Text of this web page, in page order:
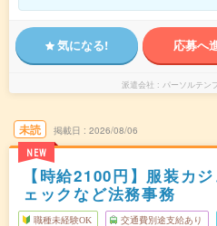
気になる! 応募へ
派遣会社 パーソルテン
未読
NEW
掲載日 2026/08/06
【時給2100円】服装カ
ェックなど法務事務
職種未経験OK 交通費別途支給あり